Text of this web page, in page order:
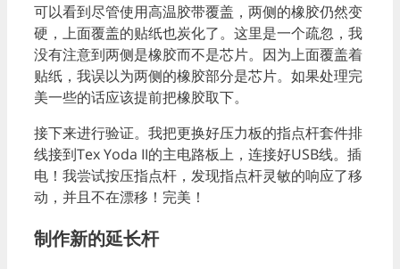
可以看到尽管使用高温胶带覆盖，两侧的橡胶仍然变
硬，上面覆盖的贴纸也炭化了。这里是一个疏忽，我
没有注意到两侧是橡胶而不是芯片。因为上面覆盖着
贴纸，我误以为两侧的橡胶部分是芯片。如果处理完
美一些的话应该提前把橡胶取下。
接下来进行验证。我把更换好压力板的指点杆套件排
线接到Tex Yoda II的主电路板上，连接好USB线。插
电！我尝试按压指点杆，发现指点杆灵敏的响应了移
动，并且不在漂移！完美！
制作新的延长杆